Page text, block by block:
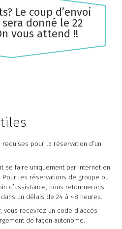
Le coup d’envoi
donné le 22
vous attend !!
requises pour la réservation d’un
se faire uniquement par Internet en
Pour les réservations de groupe ou
d’assistance, nous retournerons
un délais de 24 à 48 heures.
vous recevrez un code d’accès
de façon autonome.